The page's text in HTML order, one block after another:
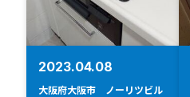
2023.04.08
大阪府大阪市 ノーリツビル